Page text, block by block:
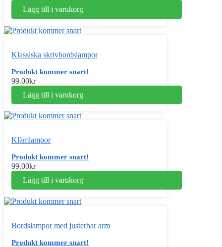
Lägg till i varukorg
Klassiska skrivbordslampor
Produkt kommer snart!
99.00kr
Lägg till i varukorg
Klämlampor
Produkt kommer snart!
99.00kr
Lägg till i varukorg
Bordslampor med justerbar arm
Produkt kommer snart!